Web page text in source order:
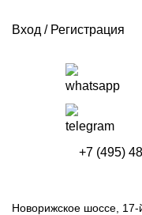
Вход / Регистрация
+7 (495)
Новорижское шоссе, 17-